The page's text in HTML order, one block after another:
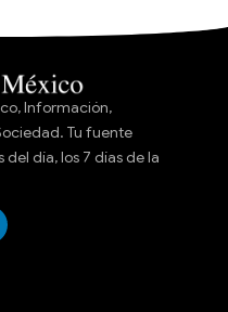
Información,
Tu fuente
día, los 7 días de la